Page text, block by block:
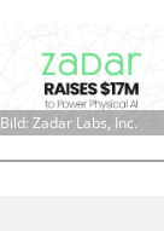
Bild: Zadar Labs, Inc.